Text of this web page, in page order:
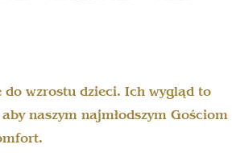
do wzrostu dzieci. Ich wygląd to
naszym najmłodszym Gościom